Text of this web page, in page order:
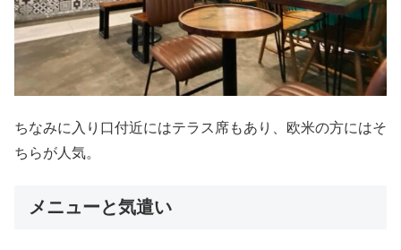
ちなみに入り口付近にはテラス席もあり、欧米の方にはそ
ちらが人気。
メニューと気遣い